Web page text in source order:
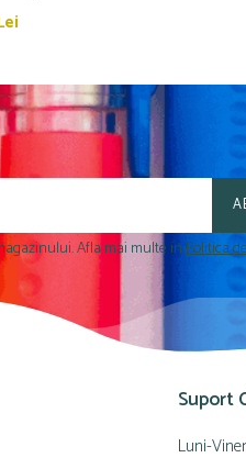
Afla mai multe inPolitica
Suport
Luni-